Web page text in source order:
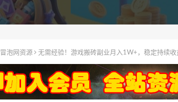
冒泡网资源 无需经验！游戏搬砖副业月入1W+，稳定持续收